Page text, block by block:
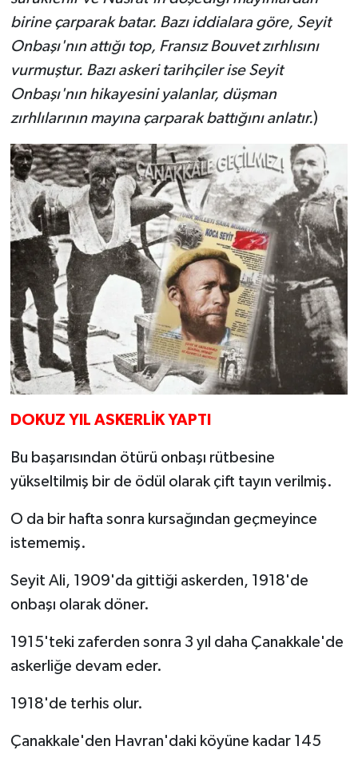
birine çarparak batar. Bazı iddialara göre, Seyit
Onbaşı'nın attığı top, Fransız Bouvet zırhlısını
vurmuştur. Bazı askeri tarihçiler ise Seyit
Onbaşı'nın hikayesini yalanlar, düşman
zırhlılarının mayına çarparak battığını anlatır.)
DOKUZ YIL ASKERLİK YAPTI
Bu başarısından ötürü onbaşı rütbesine
yükseltilmiş bir de ödül olarak çift tayın verilmiş.
O da bir hafta sonra kursağından geçmeyince
istememiş.
Seyit Ali, 1909'da gittiği askerden, 1918'de
onbaşı olarak döner.
1915'teki zaferden sonra 3 yıl daha Çanakkale'de
askerliğe devam eder.
1918'de terhis olur.
Çanakkale'den Havran'daki köyüne kadar 145